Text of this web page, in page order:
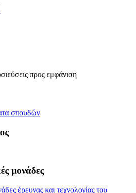
προς εμφάνιση
σπουδών
μονάδες
έρευνας και τεχνολογίας του